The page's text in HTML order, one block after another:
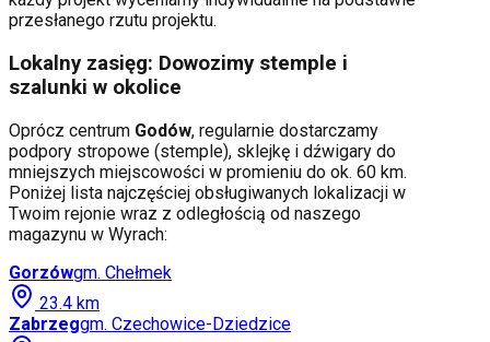
przesłanego rzutu projektu.
Lokalny zasięg: Dowozimy stemple i
szalunki w okolice
Oprócz centrum Godów, regularnie dostarczamy
podpory stropowe (stemple), sklejkę i dźwigary do
mniejszych miejscowości w promieniu do ok. 60 km.
Poniżej lista najczęściej obsługiwanych lokalizacji w
Twoim rejonie wraz z odległością od naszego
magazynu w Wyrach:
Gorzówgm. Chełmek
23.4 km
Zabrzeggm. Czechowice-Dziedzice